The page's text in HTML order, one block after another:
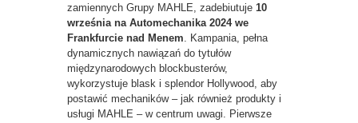
zamiennych Grupy MAHLE, zadebiutuje 10
września na Automechanika 2024 we
Frankfurcie nad Menem . Kampania, pełna
dynamicznych nawiązań do tytułów
międzynarodowych blockbusterów,
wykorzystuje blask i splendor Hollywood, aby
postawić mechaników – jak również produkty i
usługi MAHLE – w centrum uwagi. Pierwsze